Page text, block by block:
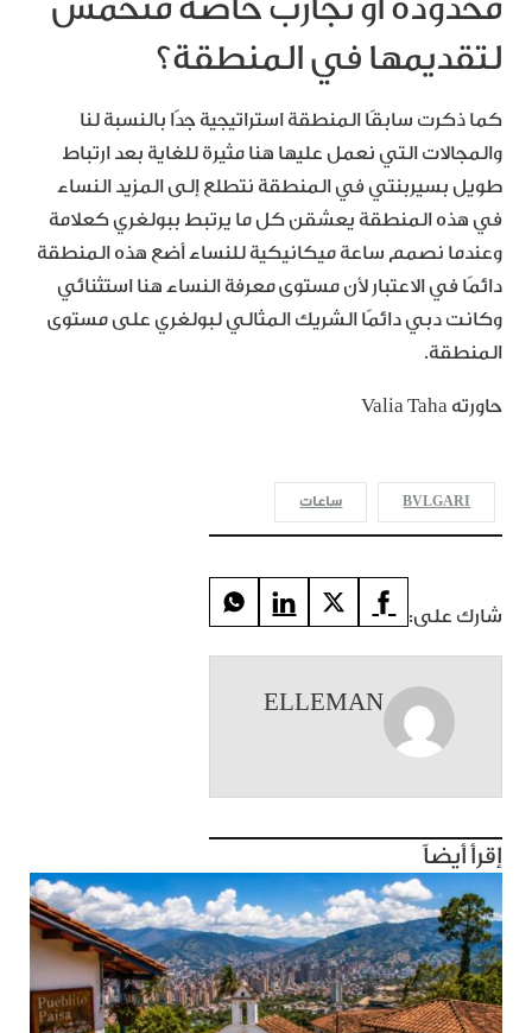
محدودة أو تجارب خاصة متحمس
لتقديمها في المنطقة؟
كما ذكرت سابقًا المنطقة استراتيجية جدًا بالنسبة لنا
والمجالات التي نعمل عليها هنا مثيرة للغاية بعد ارتباط
طويل بسيربنتي في المنطقة نتطلع إلى المزيد النساء
في هذه المنطقة يعشقن كل ما يرتبط ببولغري كعلامة
وعندما نصمم ساعة ميكانيكية للنساء أضع هذه المنطقة
دائمًا في الاعتبار لأن مستوى معرفة النساء هنا استثنائي
وكانت دبي دائمًا الشريك المثالي لبولغري على مستوى
المنطقة.
حاورته Valia Taha
BVLGARI ساعات
شارك على:
ELLEMAN
إقرأ أيضاً